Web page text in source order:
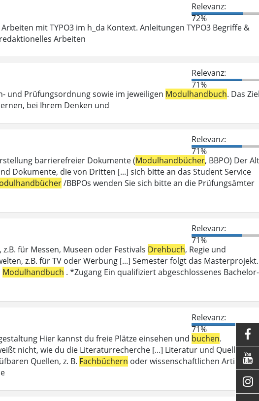
Relevanz:
72%
mit TYPO3 im h_da Kontext. Anleitungen TYPO3 Begriffe &
Arbeiten
Relevanz:
71%
und Prüfungsordnung sowie im jeweiligen Modulhandbuch. Das
bei Ihrem Denken und
Relevanz:
71%
barrierefreier Dokumente (Modulhandbücher, BBPO) Der
Dokumente, die von Dritten [...] sich bitte an das Student Service
/BBPOs wenden Sie sich bitte an die Prüfungsämter
Relevanz:
71%
für Messen, Museen oder Festivals Drehbuch, Regie und
z.B. für TV oder Werbung [...] Semester folgt das Masterprojekt.
Modulhandbuch . *Zugang Ein qualifiziert abgeschlossenes Bachelor-
Relevanz:
71%
Hier kannst du freie Plätze einsehen und buchen.
nicht, wie du die Literaturrecherche [...] Literatur und Quellen
Quellen, z. B. Fachbüchern oder wissenschaftlichen Artikeln.


